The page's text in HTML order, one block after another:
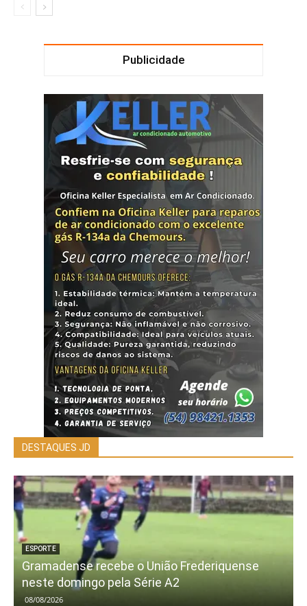
Publicidade
DESTAQUES JD
ESPORTE
Gramadense recebe o União Frederiquense
neste domingo pela Série A2
08/08/2026